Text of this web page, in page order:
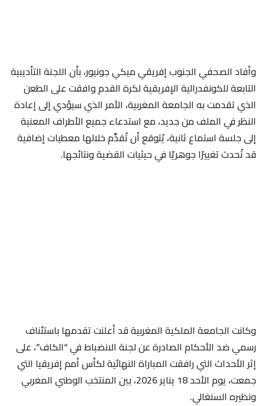
وأفاد الصحفي الجنوب إفريقي ميكي جونيور، بأن اللجنة التأديبية
التابعة للكونفدرالية الإفريقية لكرة القدم وافقت على الطعن
الذي تقدمت به الجامعة المغربية، الأمر الذي سيؤدي إلى إعادة
النظر في الملف من جديد، مع استدعاء جميع الأطراف المعنية
إلى جلسة استماع ثانية، يُتوقع أن تُقدَّم خلالها معطيات إضافية
قد تُحدث تغييرًا جوهريًا في حيثيات القضية ونتائجها.
وكانت الجامعة الملكية المغربية قد أعلنت تقدمها باستئناف
رسمي ضد الأحكام الصادرة عن لجنة الانضباط في “الكاف”، على
إثر الأحداث التي رافقت المباراة النهائية لكأس أمم إفريقيا التي
جمعت، يوم الأحد 18 يناير 2026، بين المنتخب الوطني المغربي
ونظيره السنغالي.